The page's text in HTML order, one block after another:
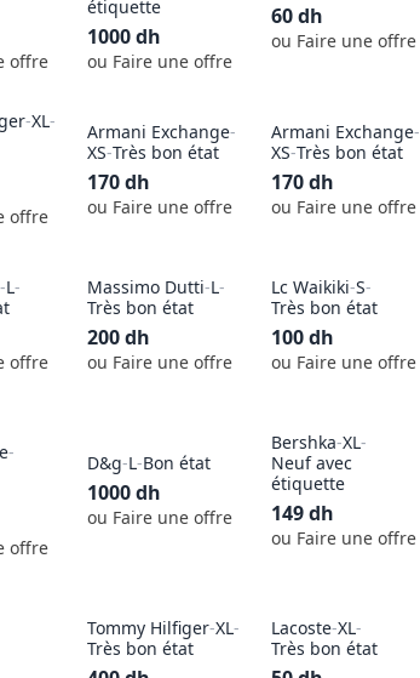
offre
étiquette
1000dh
ou Faire une offre
60dh
ou Faire une offre
-XL-
offre
Armani Exchange-
XS-Très bon état
170dh
ou Faire une offre
Armani Exchange-
XS-Très bon état
170dh
ou Faire une offre
-L-
offre
Massimo Dutti-L-
Très bon état
200dh
ou Faire une offre
Lc Waikiki-S-
Très bon état
100dh
ou Faire une offre
-
offre
D&g-L-Bon état
1000dh
ou Faire une offre
Bershka-XL-
Neuf avec
étiquette
149dh
ou Faire une offre
Tommy Hilfiger-XL-
Très bon état
Lacoste-XL-
Très bon état